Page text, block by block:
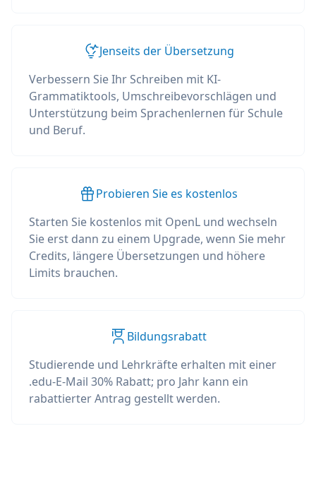
Jenseits der Übersetzung
Verbessern Sie Ihr Schreiben mit KI-
Grammatiktools, Umschreibevorschlägen und
Unterstützung beim Sprachenlernen für Schule
und Beruf.
Probieren Sie es kostenlos
Starten Sie kostenlos mit OpenL und wechseln
Sie erst dann zu einem Upgrade, wenn Sie mehr
Credits, längere Übersetzungen und höhere
Limits brauchen.
Bildungsrabatt
Studierende und Lehrkräfte erhalten mit einer
.edu-E-Mail 30% Rabatt; pro Jahr kann ein
rabattierter Antrag gestellt werden.